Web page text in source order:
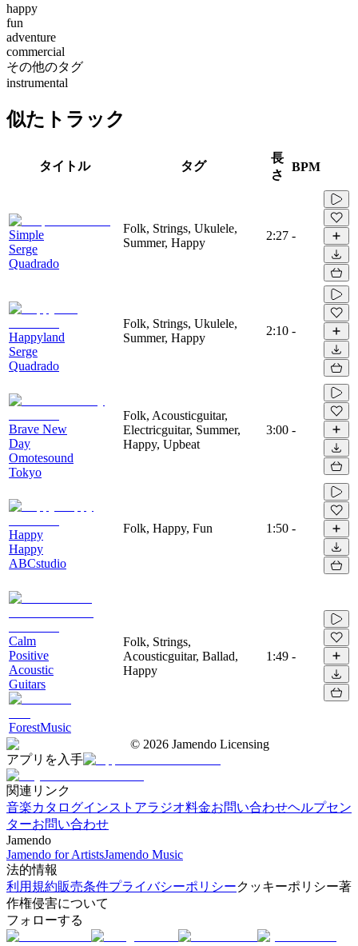
happy
fun
adventure
commercial
その他のタグ
instrumental
似たトラック
タイトル タグ
長
さ
BPM
Simple
Serge
Quadrado
Folk, Strings, Ukulele,
Summer, Happy
2:27 -
Happyland
Serge
Quadrado
Folk, Strings, Ukulele,
Summer, Happy
2:10 -
Brave New
Day
Omotesound
Tokyo
Folk, Acousticguitar,
Electricguitar, Summer,
Happy, Upbeat
3:00 -
Happy
Happy
ABCstudio
Folk, Happy, Fun 1:50 -
Calm
Positive
Acoustic
Guitars
ForestMusic
Folk, Strings,
Acousticguitar, Ballad,
Happy
1:49 -
© 2026 Jamendo Licensing
アプリを入手
関連リンク
音楽カタログインストアラジオ料金お問い合わせヘルプセン
ターお問い合わせ
Jamendo
Jamendo for ArtistsJamendo Music
法的情報
利用規約販売条件プライバシーポリシークッキーポリシー著
作権侵害について
フォローする